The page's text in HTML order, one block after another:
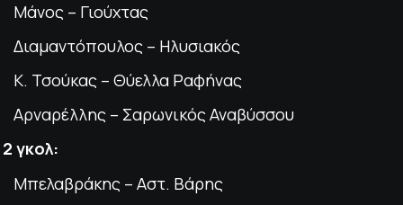
Μάνος – Γιούχτας
Διαμαντόπουλος – Ηλυσιακός
Κ. Τσούκας – Θύελλα Ραφήνας
Αρναρέλλης – Σαρωνικός Αναβύσσου
2 γκολ:
Μπελαβράκης – Αστ. Βάρης